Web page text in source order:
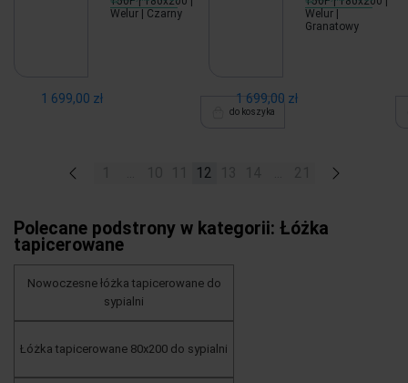
Welur | Czarny
1 699,00 zł
do koszyka
Welur |
Granatowy
1 699,00 zł
« 12 »
Polecane podstrony w kategorii: Łóżka
tapicerowane
Nowoczesne łóżka tapicerowane do
sypialni
Łóżka tapicerowane 80x200 do sypialni